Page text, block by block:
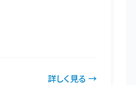
詳しく見る →